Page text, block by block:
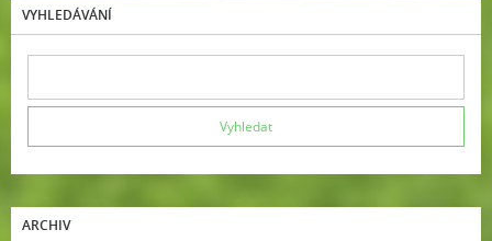
VYHLEDÁVÁNÍ
ARCHIV